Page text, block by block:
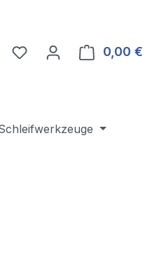
Du hast 0 Produkte auf
0,00 €